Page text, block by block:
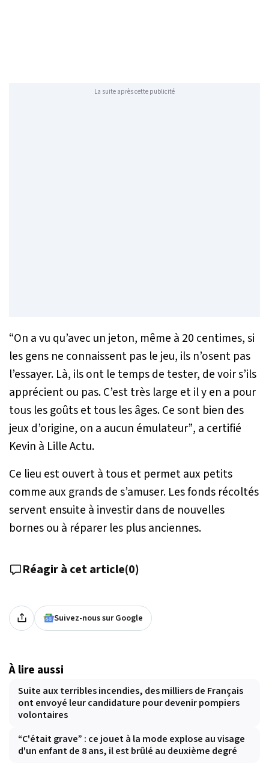
La suite après cette publicité
“On a vu qu’avec un jeton, même à 20 centimes, si
les gens ne connaissent pas le jeu, ils n’osent pas
l’essayer. Là, ils ont le temps de tester, de voir s’ils
apprécient ou pas. C’est très large et il y en a pour
tous les goûts et tous les âges. Ce sont bien des
jeux d’origine, on a aucun émulateur”, a certifié
Kevin à Lille Actu.
Ce lieu est ouvert à tous et permet aux petits
comme aux grands de s’amuser. Les fonds récoltés
servent ensuite à investir dans de nouvelles
bornes ou à réparer les plus anciennes.
Réagir à cet article(0)
Suivez-nous sur Google
À lire aussi
Suite aux terribles incendies, des milliers de Français
ont envoyé leur candidature pour devenir pompiers
volontaires
“C'était grave” : ce jouet à la mode explose au visage
d'un enfant de 8 ans, il est brûlé au deuxième degré